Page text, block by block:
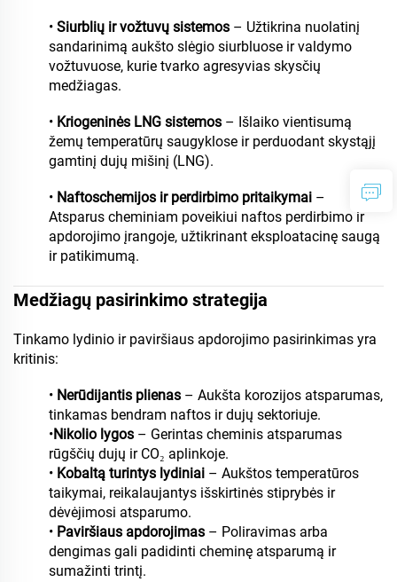
• Siurblių ir vožtuvų sistemos – Užtikrina nuolatinį
sandarinimą aukšto slėgio siurbluose ir valdymo
vožtuvuose, kurie tvarko agresyvias skysčių
medžiagas.
• Kriogeninės LNG sistemos – Išlaiko vientisumą
žemų temperatūrų saugyklose ir perduodant skystąjį
gamtinį dujų mišinį (LNG).
• Naftoschemijos ir perdirbimo pritaikymai –
Atsparus cheminiam poveikiui naftos perdirbimo ir
apdorojimo įrangoje, užtikrinant eksploatacinę saugą
ir patikimumą.
Medžiagų pasirinkimo strategija
Tinkamo lydinio ir paviršiaus apdorojimo pasirinkimas yra
kritinis:
• Nerūdijantis plienas – Aukšta korozijos atsparumas,
tinkamas bendram naftos ir dujų sektoriuje.
•Nikolio lygos – Gerintas cheminis atsparumas
rūgščių dujų ir CO₂ aplinkoje.
• Kobaltą turintys lydiniai – Aukštos temperatūros
taikymai, reikalaujantys išskirtinės stiprybės ir
dėvėjimosi atsparumo.
• Paviršiaus apdorojimas – Poliravimas arba
dengimas gali padidinti cheminę atsparumą ir
sumažinti trintį.